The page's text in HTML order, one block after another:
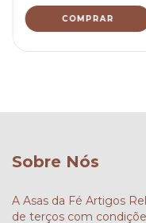
COMPRAR
Sobre Nós
A Asas da Fé Artigos
de terços com